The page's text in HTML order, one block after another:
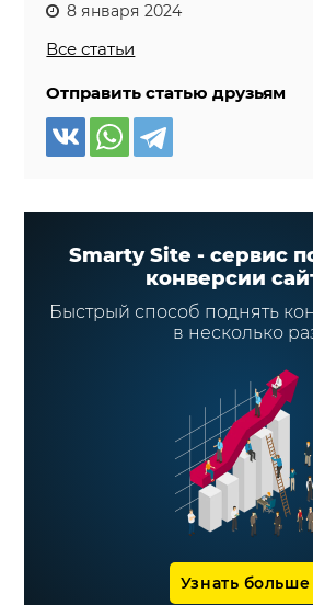
8 января 2024
Все статьи
Отправить статью друзьям
Smarty Site - сервис
конверсии
Быстрый способ поднять
в несколько
Узнать больше